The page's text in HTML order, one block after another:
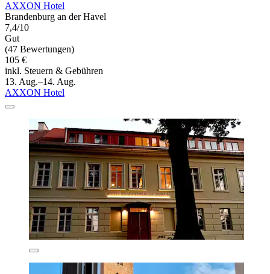
AXXON Hotel
Brandenburg an der Havel
7,4/10
Gut
(47 Bewertungen)
105 €
inkl. Steuern & Gebühren
13. Aug.–14. Aug.
AXXON Hotel